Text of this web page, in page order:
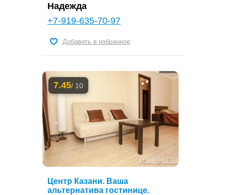
Надежда
+7-919-635-70-97
Добавить в избранное
7.45/ 10
Центр Казани. Ваша
альтернатива гостинице.